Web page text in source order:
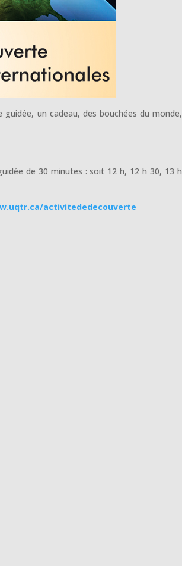
un cadeau, des bouchées du monde,
de 30 minutes : soit 12 h, 12 h 30, 13 h
activitededecouverte